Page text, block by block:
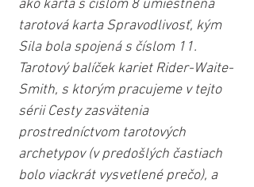
ako karta s číslom 8 umiestnená
tarotová karta Spravodlivosť, kým
Sila bola spojená s číslom 11.
Tarotový balíček kariet Rider-Waite-
Smith, s ktorým pracujeme v tejto
sérii Cesty zasvätenia
prostredníctvom tarotových
archetypov (v predošlých častiach
bolo viackrát vysvetlené prečo), a